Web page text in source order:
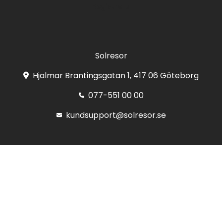
Solresor
Hjalmar Brantingsgatan 1, 417 06 Göteborg
077-551 00 00
kundsupport@solresor.se